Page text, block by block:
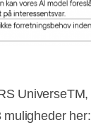
UniverseTM,
her: